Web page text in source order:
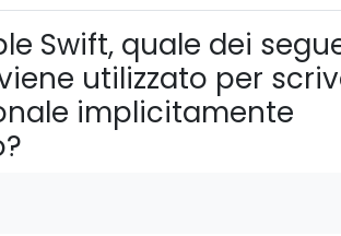
Swift, quale dei
utilizzato per
implicitamente